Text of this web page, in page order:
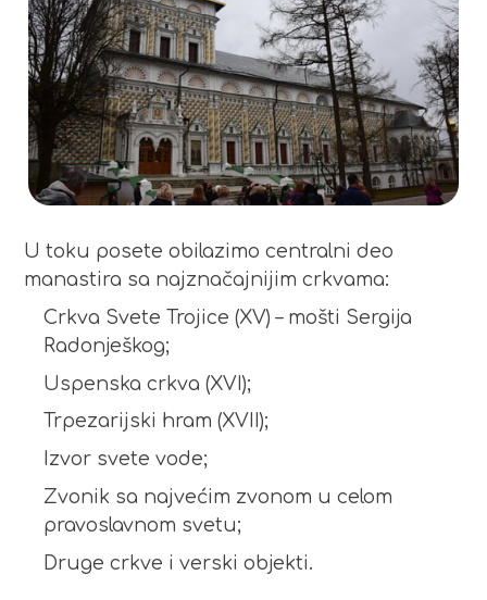
U toku posete obilazimo centralni deo
manastira sa najznačajnijim crkvama:
Crkva Svete Trojice (XV) – mošti Sergija
Radonješkog;
Uspenska crkva (XVI);
Trpezarijski hram (XVII);
Izvor svete vode;
Zvonik sa najvećim zvonom u celom
pravoslavnom svetu;
Druge crkve i verski objekti.